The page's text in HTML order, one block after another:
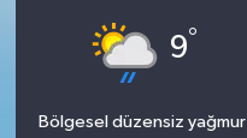
9°
Bölgesel düzensiz yağmur